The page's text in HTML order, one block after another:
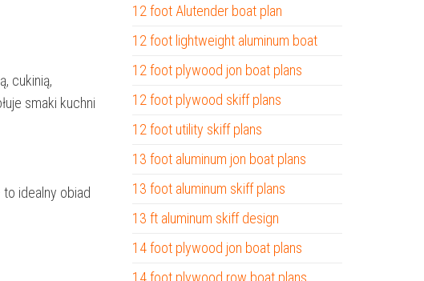
cukinią,
smaki kuchni
idealny obiad
12 foot Alutender boat plan
12 foot lightweight aluminum boat
12 foot plywood jon boat plans
12 foot plywood skiff plans
12 foot utility skiff plans
13 foot aluminum jon boat plans
13 foot aluminum skiff plans
13 ft aluminum skiff design
14 foot plywood jon boat plans
14 foot plywood row boat plans